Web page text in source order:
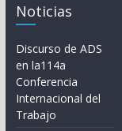
Noticias
Discurso de ADS
en la114a
Conferencia
Internacional del
Trabajo